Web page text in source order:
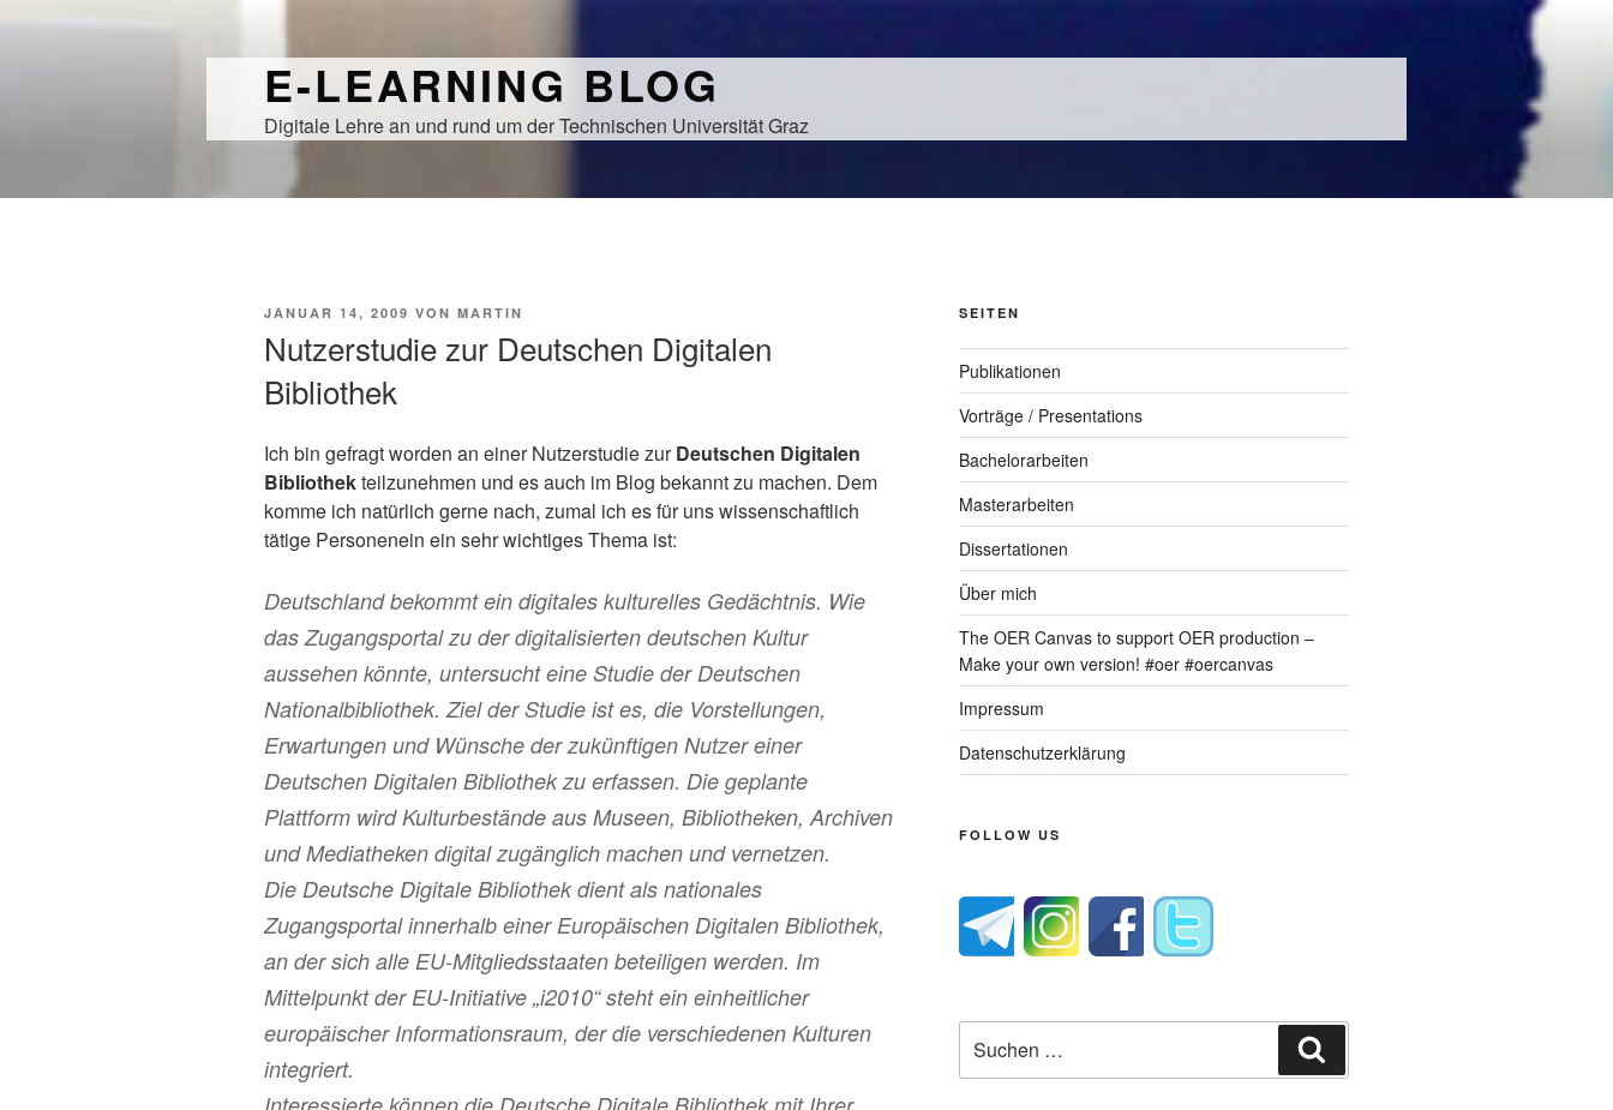
E-LEARNING BLOG
Digitale Lehre an und rund um der Technischen Universität Graz
VERÖFFENTLICHT
JANUAR 14, 2009 VON MARTIN
Nutzerstudie zur Deutschen Digitalen
Bibliothek
Ich bin gefragt worden an einer Nutzerstudie zurDeutschen Digitalen
Bibliothekteilzunehmen und es auch im Blog bekannt zu machen. Dem
komme ich natürlich gerne nach, zumal ich es für uns wissenschaftlich
tätige Personenein ein sehr wichtiges Thema ist:
Deutschland bekommt ein digitales kulturelles Gedächtnis. Wie
das Zugangsportal zu der digitalisierten deutschen Kultur
aussehen könnte, untersucht eine Studie der Deutschen
Nationalbibliothek. Ziel der Studie ist es, die Vorstellungen,
Erwartungen und Wünsche der zukünftigen Nutzer einer
Deutschen Digitalen Bibliothek zu erfassen. Die geplante
Plattform wird Kulturbestände aus Museen, Bibliotheken, Archiven
und Mediatheken digital zugänglich machen und vernetzen.
Die Deutsche Digitale Bibliothek dient als nationales
Zugangsportal innerhalb einer Europäischen Digitalen Bibliothek,
an der sich alle EU-Mitgliedsstaaten beteiligen werden. Im
Mittelpunkt der EU-Initiative „i2010“ steht ein einheitlicher
europäischer Informationsraum, der die verschiedenen Kulturen
integriert.
SEITEN
Publikationen
Vorträge / Presentations
Bachelorarbeiten
Masterarbeiten
Dissertationen
Über mich
The OER Canvas to support OER production –
Make your own version! #oer #oercanvas
Impressum
Datenschutzerklärung
FOLLOW US
nach: